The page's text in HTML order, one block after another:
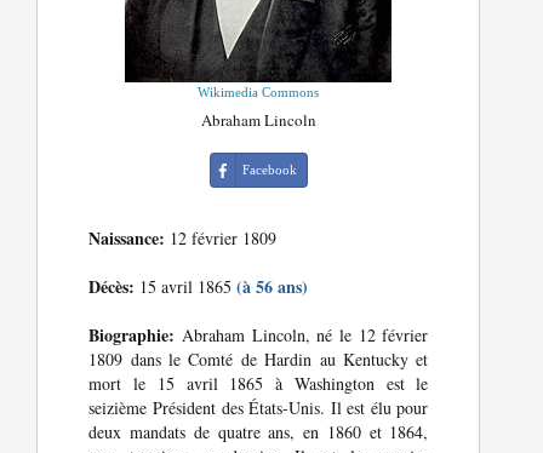
Wikimedia Commons
Abraham Lincoln
Facebook
Naissance: 12 février 1809
Décès: 15 avril 1865(à 56 ans)
Biographie: Abraham Lincoln, né le 12 février
1809 dans le Comté de Hardin au Kentucky et
mort le 15 avril 1865 à Washington est le
seizième Président des États-Unis. Il est élu pour
deux mandats de quatre ans, en 1860 et 1864,